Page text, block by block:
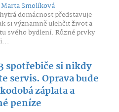
Marta Smolíková
domácnost představuje
si významně ulehčit život a
svého bydlení. Různé prvky
spotřebiče si nikdy
servis. Oprava bude
záplata a
peníze